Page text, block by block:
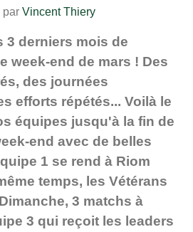
par Vincent Thiery
3 derniers mois de
week-end de mars ! Des
des journées
efforts répétés... Voilà le
équipes jusqu'à la fin de
end avec de belles
1 se rend à Riom
temps, les Vétérans
3 matchs à
3 qui reçoit les leaders